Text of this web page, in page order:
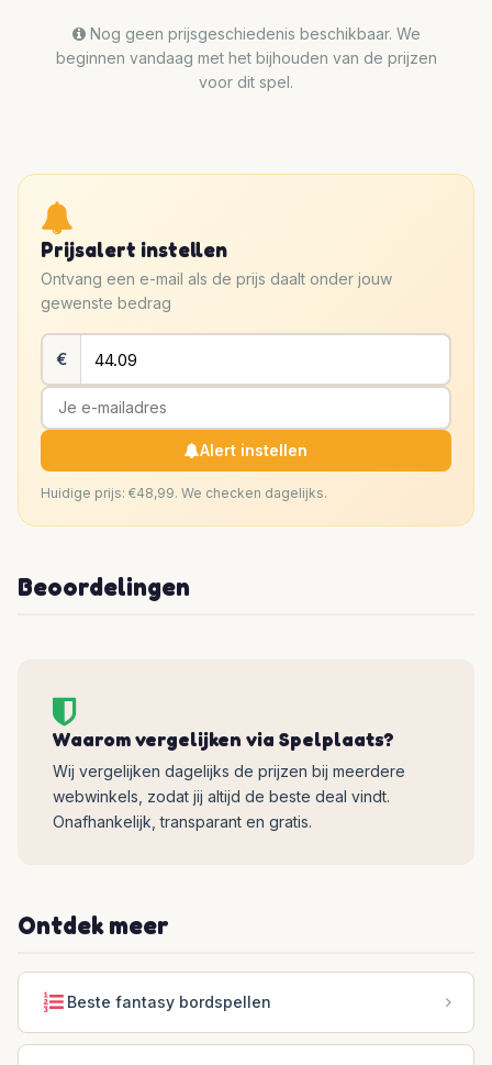
Nog geen prijsgeschiedenis beschikbaar. We
beginnen vandaag met het bijhouden van de prijzen
voor dit spel.
Prijsalert instellen
Ontvang een e-mail als de prijs daalt onder jouw
gewenste bedrag
€
Alert instellen
Huidige prijs: €48,99. We checken dagelijks.
Beoordelingen
Waarom vergelijken via Spelplaats?
Wij vergelijken dagelijks de prijzen bij meerdere
webwinkels, zodat jij altijd de beste deal vindt.
Onafhankelijk, transparant en gratis.
Ontdek meer
Beste fantasy bordspellen